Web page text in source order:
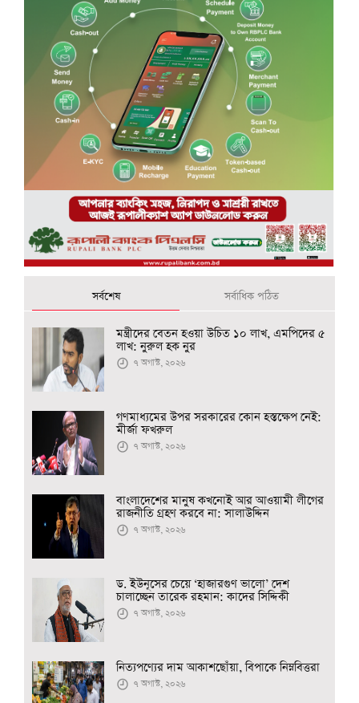
সর্বশেষ সর্বাধিক পঠিত
মন্ত্রীদের বেতন হওয়া উচিত ১০ লাখ, এমপিদের ৫
লাখ: নুরুল হক নুর
৭ অগাস্ট, ২০২৬
গণমাধ্যমের উপর সরকারের কোন হস্তক্ষেপ নেই:
মীর্জা ফখরুল
৭ অগাস্ট, ২০২৬
বাংলাদেশের মানুষ কখনোই আর আওয়ামী লীগের
রাজনীতি গ্রহণ করবে না: সালাউদ্দিন
৭ অগাস্ট, ২০২৬
ড. ইউনূসের চেয়ে ‘হাজারগুণ ভালো’ দেশ
চালাচ্ছেন তারেক রহমান: কাদের সিদ্দিকী
৭ অগাস্ট, ২০২৬
নিত্যপণ্যের দাম আকাশছোঁয়া, বিপাকে নিম্নবিত্তরা
৭ অগাস্ট, ২০২৬